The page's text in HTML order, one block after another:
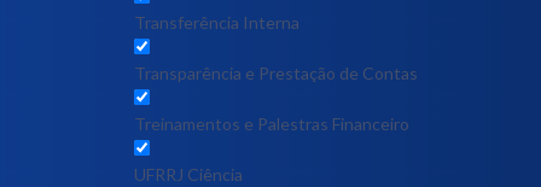
Transferência Interna
Transparência e Prestação de Contas
Treinamentos e Palestras Financeiro
UFRRJ Ciência